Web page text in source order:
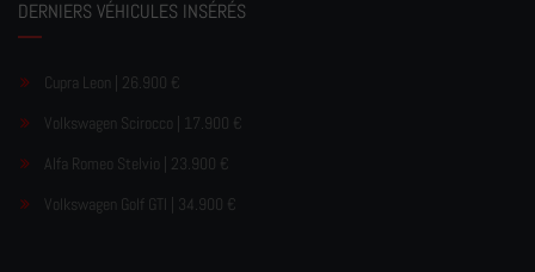
DERNIERS VÉHICULES INSÉRÉS
Cupra Leon | 26.900 €
Volkswagen Scirocco | 17.900 €
Alfa Romeo Stelvio | 23.900 €
Volkswagen Golf GTI | 34.900 €